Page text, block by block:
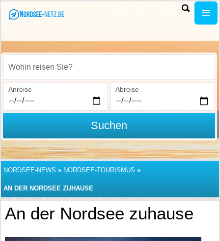
Wohin reisen Sie?
Anreise Abreise
Suchen
NORDSEE-NEWS » NORDSEE-TOURISMUS »
AN DER NORDSEE ZUHAUSE
An der Nordsee zuhause